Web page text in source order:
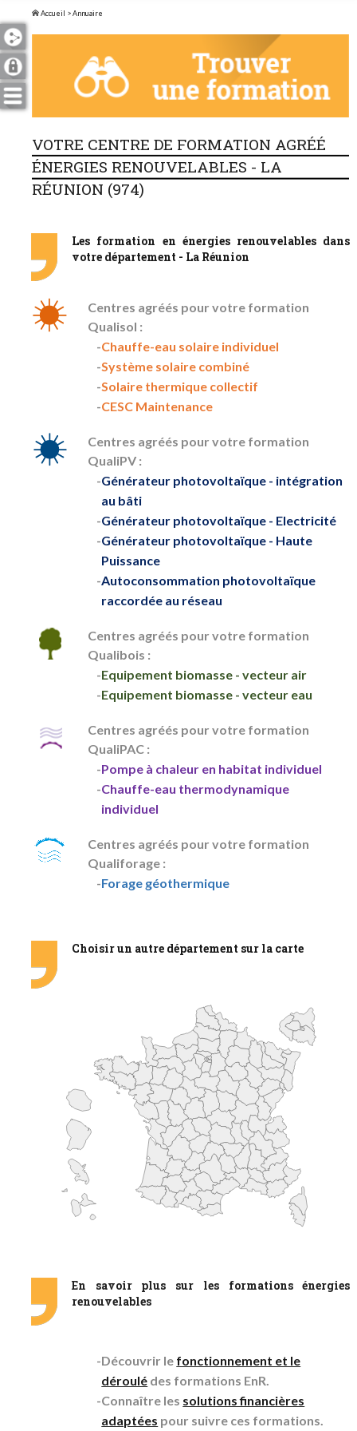
Accueil > Annuaire
VOTRE CENTRE DE FORMATION AGRÉÉ
ÉNERGIES RENOUVELABLES - LA
RÉUNION (974)
Les formation en énergies renouvelables dans
votre département - La Réunion
Centres agréés pour votre formation
Qualisol :
Chauffe-eau solaire individuel
Système solaire combiné
Solaire thermique collectif
CESC Maintenance
Centres agréés pour votre formation
QualiPV :
Générateur photovoltaïque - intégration
au bâti
Générateur photovoltaïque - Electricité
Générateur photovoltaïque - Haute
Puissance
Autoconsommation photovoltaïque
raccordée au réseau
Centres agréés pour votre formation
Qualibois :
Equipement biomasse - vecteur air
Equipement biomasse - vecteur eau
Centres agréés pour votre formation
QualiPAC :
Pompe à chaleur en habitat individuel
Chauffe-eau thermodynamique
individuel
Centres agréés pour votre formation
Qualiforage :
Forage géothermique
Choisir un autre département sur la carte
En savoir plus sur les formations énergies
renouvelables
Découvrir le fonctionnement et le
déroulé des formations EnR.
Connaître les solutions financières
adaptées pour suivre ces formations.